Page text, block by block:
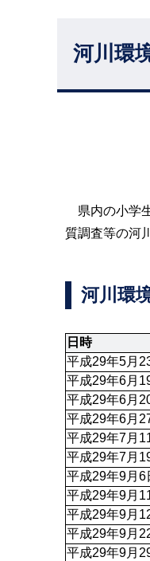
河川環
県内の小学
質調査等の河
河川環
日時
平成29年5月
平成29年6月
平成29年6月
平成29年6月
平成29年7月
平成29年7月
平成29年9月6
平成29年9月
平成29年9月
平成29年9月
平成29年9月